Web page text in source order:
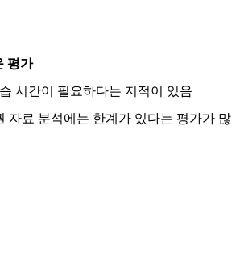
평가
시간이 필요하다는 지적이 있음
자료 분석에는 한계가 있다는 평가가 많